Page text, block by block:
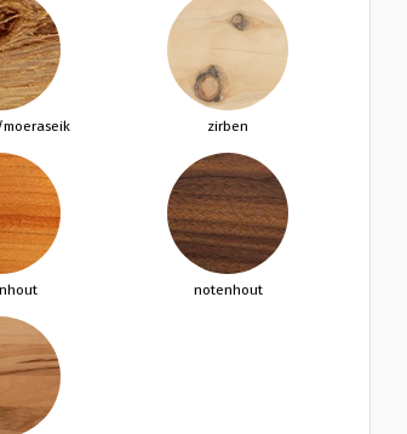
zirben
notenhout